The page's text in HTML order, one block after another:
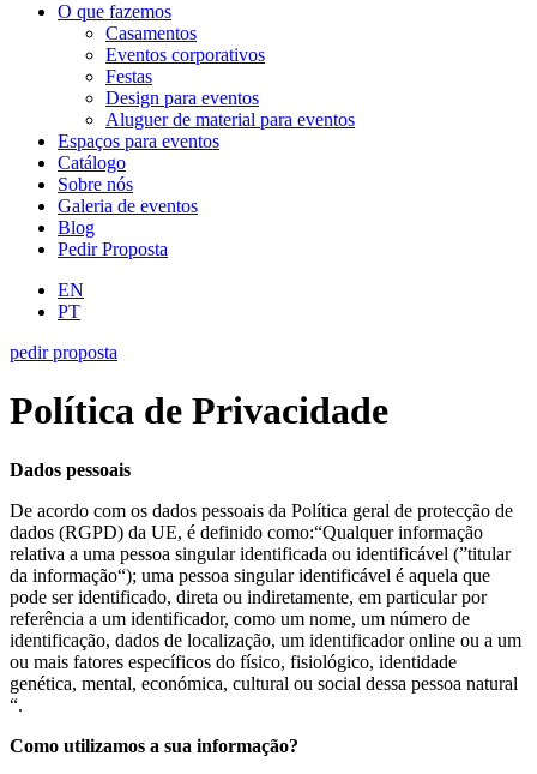
O que fazemos
Casamentos
Eventos corporativos
Festas
Design para eventos
Aluguer de material para eventos
Espaços para eventos
Catálogo
Sobre nós
Galeria de eventos
Blog
Pedir Proposta
EN
PT
pedir proposta
Política de Privacidade
Dados pessoais
De acordo com os dados pessoais da Política geral de protecção de
dados (RGPD) da UE, é definido como:“Qualquer informação
relativa a uma pessoa singular identificada ou identificável (”titular
da informação“); uma pessoa singular identificável é aquela que
pode ser identificado, direta ou indiretamente, em particular por
referência a um identificador, como um nome, um número de
identificação, dados de localização, um identificador online ou a um
ou mais fatores específicos do físico, fisiológico, identidade
genética, mental, económica, cultural ou social dessa pessoa natural
“.
Como utilizamos a sua informação?